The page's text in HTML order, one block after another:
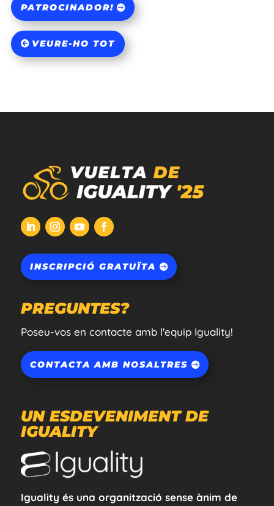
PATROCINADOR!
VEURE-HO TOT
INSCRIPCIÓ GRATUÏTA
PREGUNTES?
Poseu-vos en contacte amb l'equip Iguality!
CONTACTA AMB NOSALTRES
UN ESDEVENIMENT DE
IGUALITY
Iguality és una organització sense ànim de